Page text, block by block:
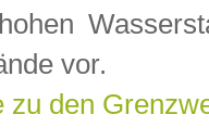
vor.
zu den